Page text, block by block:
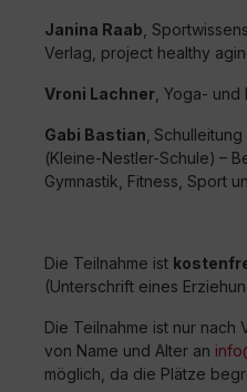
Janina Raab
Verlag, project healthy
Vroni Lachner , Yoga-
Gabi Bastian
(Kleine-Nestler-Schule) –
Gymnastik, Fitness, Sport
Die Teilnahme ist
(Unterschrift eines
Die Teilnahme ist nur nach
von Name und Alter an
möglich, da die Plätze